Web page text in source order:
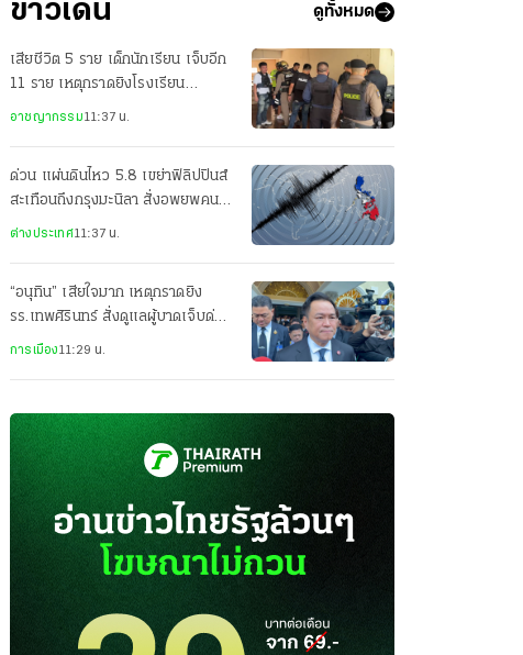
ข่าวเด่น ดูทั้งหมด
เสียชีวิต 5 ราย เด็กนักเรียน เจ็บอีก
11 ราย เหตุกราดยิงโรงเรียน
เทพศิรินทร์ นนทบุรี
อาชญากรรม11:37 น.
ด่วน แผ่นดินไหว 5.8 เขย่าฟิลิปปินส์
สะเทือนถึงกรุงมะนิลา สั่งอพยพคนใน
อาคารราชการ
ต่างประเทศ11:37 น.
“อนุทิน” เสียใจมาก เหตุกราดยิง
รร.เทพศิรินทร์ สั่งดูแลผู้บาดเจ็บด่วน
การเมือง11:29 น.